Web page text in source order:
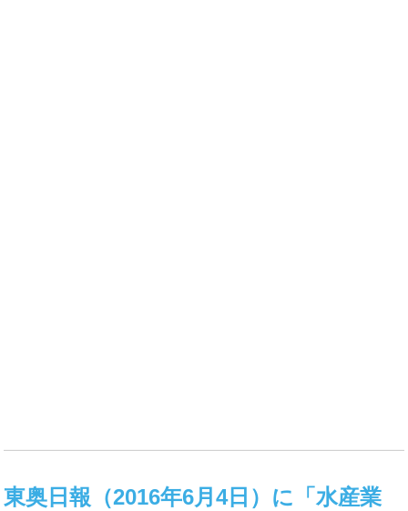
東奥日報（2016年6月4日）に「水産業